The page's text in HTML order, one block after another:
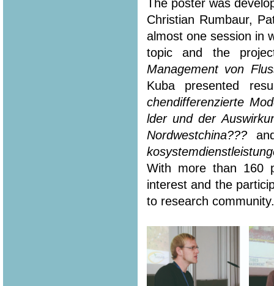
The poster was
Christian Rumbaur,
almost one session in
topic and the
Management von
Kuba presented
chendifferenzierte
lder und der
Nordwestchina???
With more than 160
interest and the
to research community.